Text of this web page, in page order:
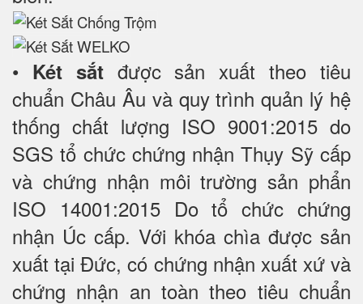
• Két sắtđược sản xuất theo tiêu
chuẩn Châu Âu và quy trình quản lý hệ
thống chất lượng ISO 9001:2015 do
SGS tổ chức chứng nhận Thụy Sỹ cấp
và chứng nhận môi trường sản phẩn
ISO 14001:2015 Do tổ chức chứng
nhận Úc cấp. Với khóa chìa được sản
xuất tại Đức, có chứng nhận xuất xứ và
chứng nhận an toàn theo tiêu chuẩn